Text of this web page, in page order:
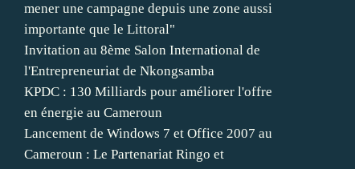
mener une campagne depuis une zone aussi
importante que le Littoral"
Invitation au 8ème Salon International de
l'Entrepreneuriat de Nkongsamba
KPDC : 130 Milliards pour améliorer l'offre
en énergie au Cameroun
Lancement de Windows 7 et Office 2007 au
Cameroun : Le Partenariat Ringo et